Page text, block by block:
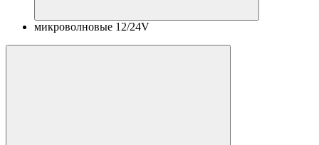
микроволновые 12/24V